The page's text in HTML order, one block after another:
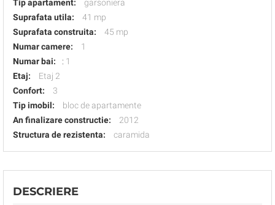
Tip apartament:
garsoniera
Suprafata utila:
41 mp
Suprafata construita:
45 mp
Numar camere:
1
Numar bai:
: 1
Etaj:
Etaj 2
Confort:
3
Tip imobil:
bloc de apartamente
An finalizare constructie:
2012
Structura de rezistenta:
caramida
DESCRIERE